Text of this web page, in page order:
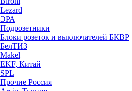
Lezard
ЭРА
Подрозетники
Блоки розеток и выключателей БКВР
БелТИЗ
Makel
EKF, Китай
SPL
Прочие Россия